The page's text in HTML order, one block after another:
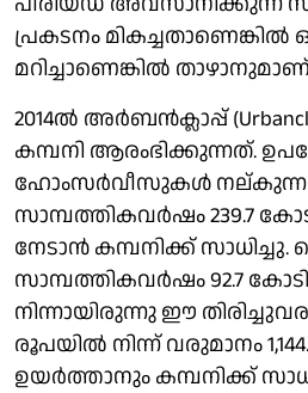
പ്രകടനം
മറിച്ചാണെങ്കില്‍
2014ല്‍ അര്‍ബന്‍ക്ലാപ്പ്
കമ്പനി ആരംഭിക്കുന്നത്.
ഹോംസര്‍വീസുകള്‍ നല്കുന്ന
സാമ്പത്തികവര്‍ഷം 239.7
നേടാന്‍ കമ്പനിക്ക്
സാമ്പത്തികവര്‍ഷം 92.7
നിന്നായിരുന്നു ഈ
രൂപയില്‍ നിന്ന് വരുമാനം
ഉയര്‍ത്താനും കമ്പനിക്ക്